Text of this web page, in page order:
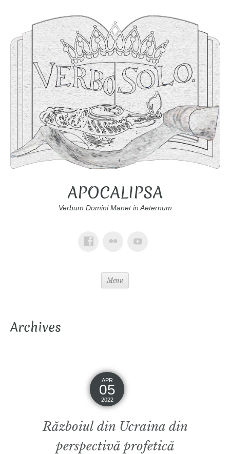
APOCALIPSA
Verbum Domini Manet in Aeternum
Menu
Archives
APR
05
2022
Războiul din Ucraina din
perspectivă profetică